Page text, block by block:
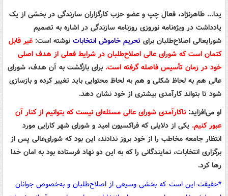
یدا... طاهرنژاد، فعال چپ و عضو حزب کارگزاران سازندگی در بخشی از یک
یادداشت در ویژه‌نامه نوروزی روزنامه سازندگی در اشاره به تصمیم
شورایعالی اصلاح‌طلبان برای تحریم خاموش انتخابات نوشته است: غیر قابل
کتمان است که شورای عالی اصلاح‌طلبان در شرایط فعلی از هدف اصلی
خود در زمان تأسیس فاصله گرفته است. برای بازگشت به آن هدف، شورای
عالی هم به لحاظ شکلی و هم به لحاظ محتوایی باید تغییر کرده و بازسازی
شود تا بتواند کارآمدی بیشتری از خود نشان دهد.
او می‌افزاید: ناکارآمدی شورای عالی مسئله‌ای نیست که بتوانیم از کنار آن
عبور کنیم. یکی از دلایلی که فراکسیون امید و شورای شهر کارایی مورد
انتظار جامعه مخاطب را از خود بروز ندادند، این بود که شورای‌عالی پس از
برگزاری انتخابات، نمایندگانی را که به این دو نهاد فرستاده بود به امان خدا
رها کرد.
*حقیقت این است که بخشی وسیعی از اصلاح‌طلبان و به‌خصوص جوانان